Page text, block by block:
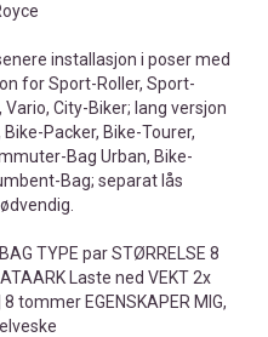
installasjon i poser med
for Sport-Roller, Sport-
City-Biker; lang versjon
Packer, Bike-Tourer,
Bag Urban, Bike-
Bag; separat lås
TYPE par STØRRELSE 8
Laste ned VEKT 2x
tommer EGENSKAPER MIG,